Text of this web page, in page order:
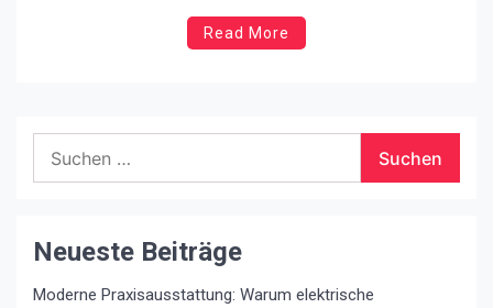
Farbstoffe, wertvoll, voller Vitamine und Mineralien. Es
lohnt sich, mehr für solches Essen zu bezahlen und
Read More
nach:
Neueste Beiträge
Moderne Praxisausstattung: Warum elektrische